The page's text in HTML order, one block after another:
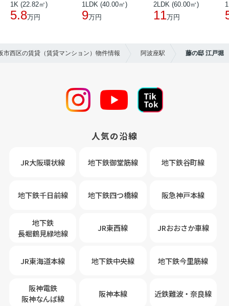
1K (22.82㎡)
5.8万円
1LDK (40.00㎡)
9万円
2LDK (60.00㎡)
11万円
市西区の賃貸（賃貸マンション）物件情報 阿波座駅 藤の邸 江戸堀
人気の沿線
JR大阪環状線 地下鉄御堂筋線 地下鉄谷町線
地下鉄千日前線 地下鉄四つ橋線 阪急神戸本線
地下鉄
長堀鶴見緑地線
JR東西線 JRおおさか車線
JR東海道本線 地下鉄中央線 地下鉄今里筋線
阪神電鉄
阪神なんば線
阪神本線 近鉄難波・奈良線